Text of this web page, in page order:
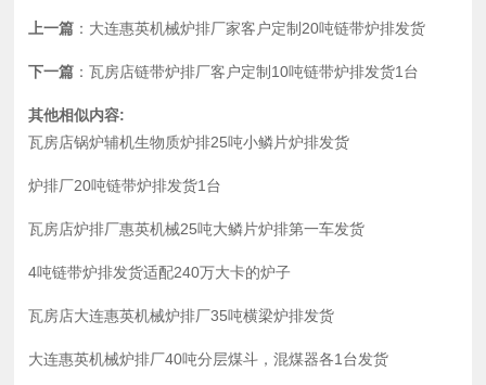
上一篇 ： 大连惠英机械炉排厂家客户定制20吨链带炉排发货
下一篇 ：瓦房店链带炉排厂客户定制10吨链带炉排发货1台
其他相似内容:
瓦房店锅炉辅机生物质炉排25吨小鳞片炉排发货
炉排厂20吨链带炉排发货1台
瓦房店炉排厂惠英机械25吨大鳞片炉排第一车发货
4吨链带炉排发货适配240万大卡的炉子
瓦房店大连惠英机械炉排厂35吨横梁炉排发货
大连惠英机械炉排厂40吨分层煤斗，混煤器各1台发货